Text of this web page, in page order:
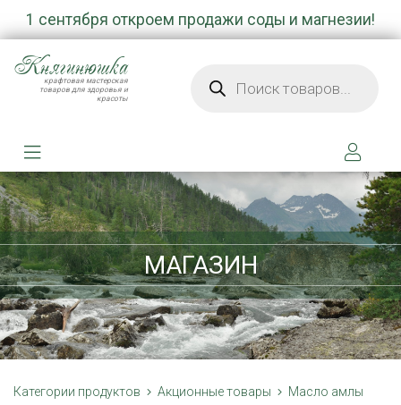
1 сентября откроем продажи соды и магнезии!
Княгинюшка
крафтовая мастерская
товаров для здоровья и
красоты
МАГАЗИН
Категории продуктов Акционные товары Масло амлы